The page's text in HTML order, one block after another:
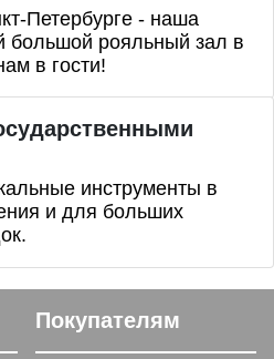
Петербурге - наша
большой рояльный зал в
в гости!
инструменты в
и для больших
Покупателям